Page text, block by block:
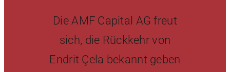
Die AMF Capital AG freut
sich, die Rückkehr von
Endrit Çela bekannt geben